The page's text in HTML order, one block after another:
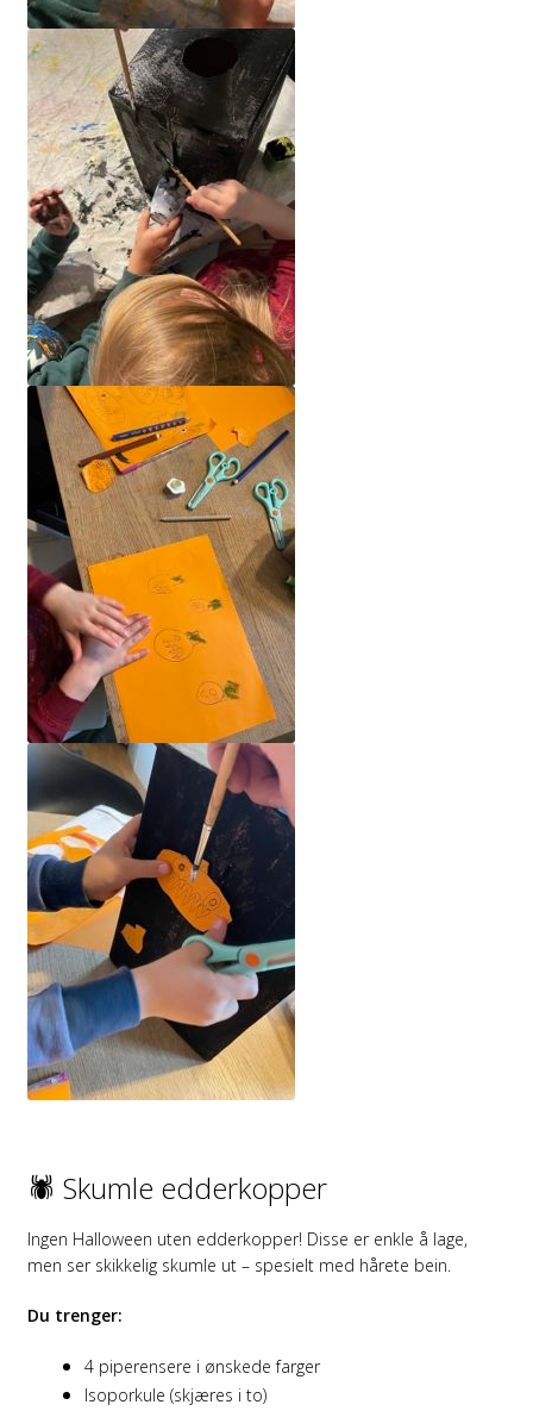
🕷️ Skumle edderkopper
Ingen Halloween uten edderkopper! Disse er enkle å lage,
men ser skikkelig skumle ut – spesielt med hårete bein.
Du trenger:
4 piperensere i ønskede farger
Isoporkule (skjæres i to)